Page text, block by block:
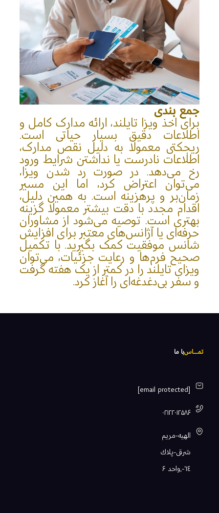
جمع بندی
برای اخذ ویزا تایلند، ارائه مدارک کامل و
اطلاعات دقیق بسیار حیاتی است.
ریجکتی معمولا به دلیل نقص مدارک،
اطلاعات نادرست یا نداشتن شرایط ورود
رخ می‌دهد. در صورت رد شدن ویزا،
می‌توان اعتراض کرد، اما این مسیر
زمان‌بر و پرهزینه است. به همین دلیل،
اقدام مجدد با دقت بیشتر معمولا گزینه
بهتری است. توصیه می‌شود از مشاوران
حرفه‌ای یا آژانس‌های معتبر برای افزایش
شانس موفقیت کمک بگیرید. با تکمیل
صحیح فرم‌ها و رعایت جزئیات، می‌توان
ویزای تایلند را در کمتر از یک هفته گرفت
و سفر بی‌دغدغه‌ای را آغاز کرد.
تمـــــاسبا ما
[email protected]
۰۲۱۲۲۰۱۲۵۸۶
الهيه-مريم
شرقى-پلاك
٦٤-,واحد ۶